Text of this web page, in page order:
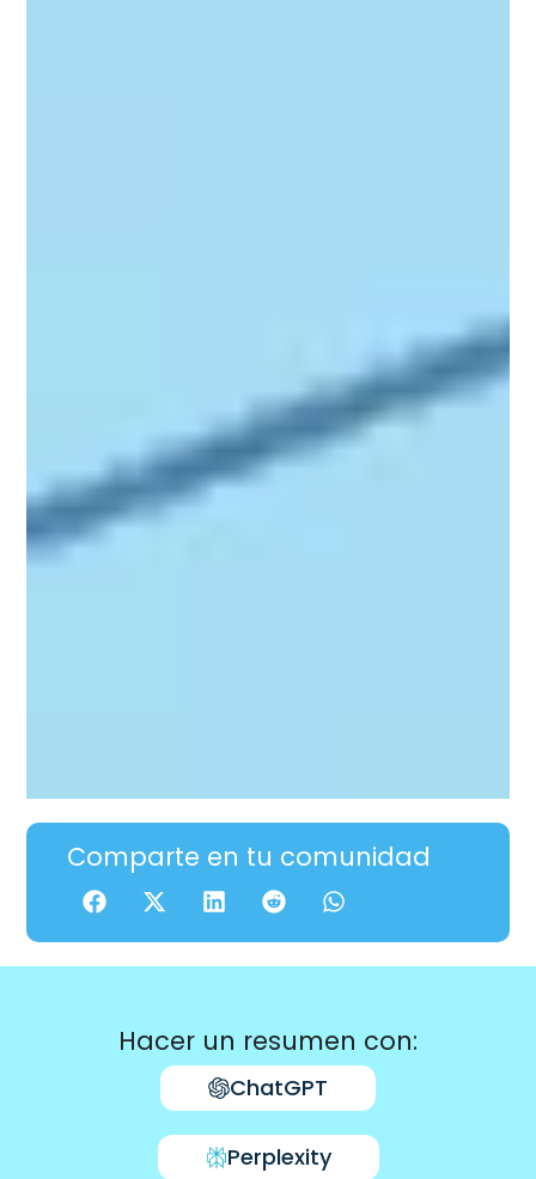
Comparte en tu comunidad
Hacer un resumen con:
ChatGPT
Perplexity